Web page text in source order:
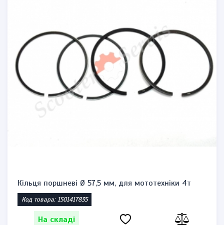
Кільця поршневі Ø 57,5 ​​мм, для мототехніки 4т
Код товара: 1501417835
На складі